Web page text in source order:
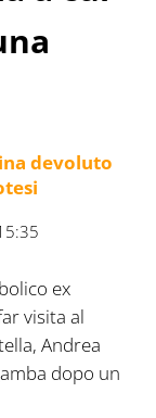
devoluto
ex
visita al
Andrea
dopo un